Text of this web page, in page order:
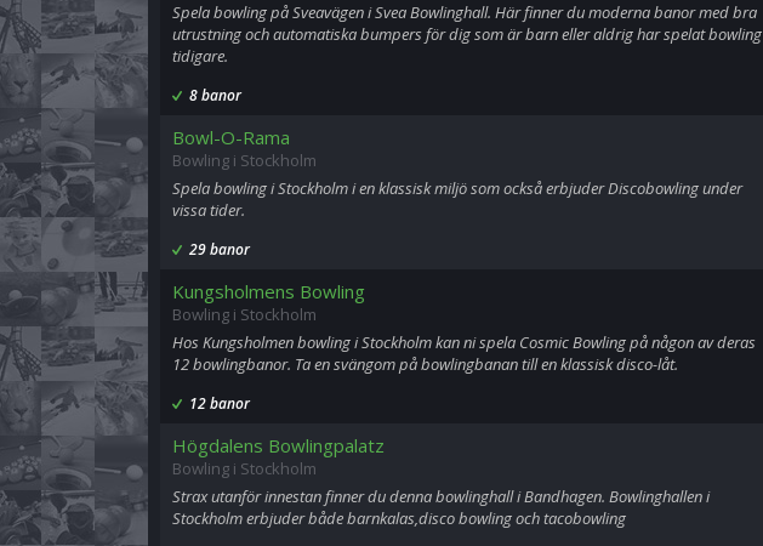
Spela bowling på Sveavägen i Svea Bowlinghall. Här finner du moderna banor med bra
utrustning och automatiska bumpers för dig som är barn eller aldrig har spelat bowling
tidigare.
8 banor
Bowl-O-Rama
Bowling i Stockholm
Spela bowling i Stockholm i en klassisk miljö som också erbjuder Discobowling under
vissa tider.
29 banor
Kungsholmens Bowling
Bowling i Stockholm
Hos Kungsholmen bowling i Stockholm kan ni spela Cosmic Bowling på någon av deras
12 bowlingbanor. Ta en svängom på bowlingbanan till en klassisk disco-låt.
12 banor
Högdalens Bowlingpalatz
Bowling i Stockholm
Strax utanför innestan finner du denna bowlinghall i Bandhagen. Bowlinghallen i
Stockholm erbjuder både barnkalas,disco bowling och tacobowling